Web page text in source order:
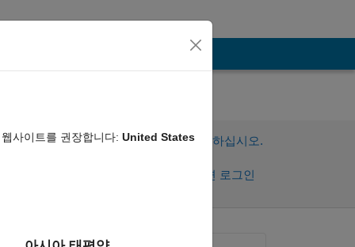
이 질문에 답변하려면 로그인하십시오.
활동을 팔로우하려면 로그인
표시
사이트를 권장합니다: United States